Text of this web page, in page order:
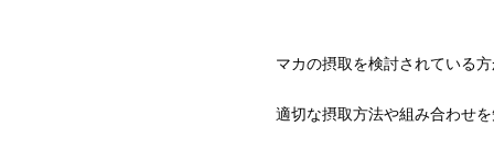
マカの摂取を検討されている
適切な摂取方法や組み合わせ